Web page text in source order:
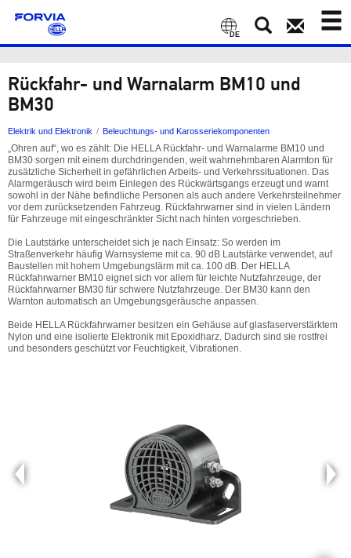
Toggle
DE
Rückfahr- und Warnalarm BM10 und
BM30
Elektrik und Elektronik Beleuchtungs- und Karosseriekomponenten
„Ohren auf“, wo es zählt: Die HELLA Rückfahr- und Warnalarme BM10 und
BM30 sorgen mit einem durchdringenden, weit wahrnehmbaren Alarmton für
zusätzliche Sicherheit in gefährlichen Arbeits- und Verkehrssituationen. Das
Alarmgeräusch wird beim Einlegen des Rückwärtsgangs erzeugt und warnt
sowohl in der Nähe befindliche Personen als auch andere Verkehrsteilnehmer
vor dem zurücksetzenden Fahrzeug. Rückfahrwarner sind in vielen Ländern
für Fahrzeuge mit eingeschränkter Sicht nach hinten vorgeschrieben.
Die Lautstärke unterscheidet sich je nach Einsatz: So werden im
Straßenverkehr häufig Warnsysteme mit ca. 90 dB Lautstärke verwendet, auf
Baustellen mit hohem Umgebungslärm mit ca. 100 dB. Der HELLA
Rückfahrwarner BM10 eignet sich vor allem für leichte Nutzfahrzeuge, der
Rückfahrwarner BM30 für schwere Nutzfahrzeuge. Der BM30 kann den
Warnton automatisch an Umgebungsgeräusche anpassen.
Beide HELLA Rückfahrwarner besitzen ein Gehäuse auf glasfaserverstärktem
Nylon und eine isolierte Elektronik mit Epoxidharz. Dadurch sind sie rostfrei
und besonders geschützt vor Feuchtigkeit, Vibrationen.